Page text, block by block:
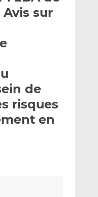
sur
de
risques
en